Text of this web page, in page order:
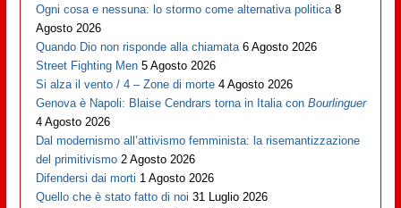
Ogni cosa e nessuna: lo stormo come alternativa politica 8
Agosto 2026
Quando Dio non risponde alla chiamata 6 Agosto 2026
Street Fighting Men 5 Agosto 2026
Si alza il vento / 4 – Zone di morte 4 Agosto 2026
Genova è Napoli: Blaise Cendrars torna in Italia conBourlinguer
4 Agosto 2026
Dal modernismo all’attivismo femminista: la risemantizzazione
del primitivismo 2 Agosto 2026
Difendersi dai morti 1 Agosto 2026
Quello che è stato fatto di noi 31 Luglio 2026